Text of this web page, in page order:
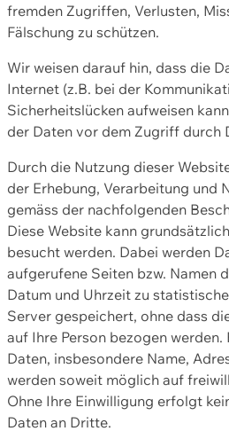
fremden Zugriffen, Verlusten,
Fälschung zu schützen.
Wir weisen darauf hin, dass die
Internet (z.B. bei der
Sicherheitslücken aufweisen
der Daten vor dem Zugriff durch
Durch die Nutzung dieser
der Erhebung, Verarbeitung und
gemäss der nachfolgenden
Diese Website kann
besucht werden. Dabei werden
aufgerufene Seiten bzw. Namen
Datum und Uhrzeit zu
Server gespeichert, ohne dass
auf Ihre Person bezogen werden.
Daten, insbesondere Name,
werden soweit möglich auf
Ohne Ihre Einwilligung erfolgt
Daten an Dritte.